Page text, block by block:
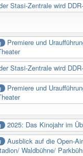
Stasi-Zentrale wird
Premiere und
Stasi-Zentrale wird
Premiere und
2025: Das Kinojahr im
Ausblick auf die Open-
Waldbühne/